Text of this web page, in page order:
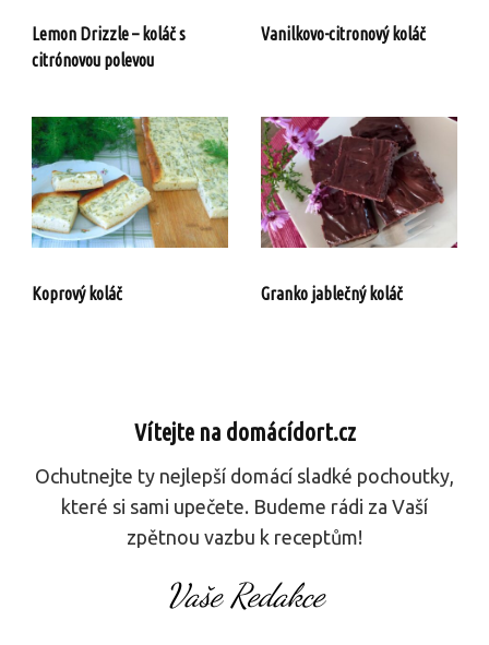
Lemon Drizzle – koláč s
citrónovou polevou
Vanilkovo-citronový koláč
Koprový koláč Granko jablečný koláč
Vítejte na domácídort.cz
Ochutnejte ty nejlepší domácí sladké pochoutky,
které si sami upečete. Budeme rádi za Vaší
zpětnou vazbu k receptům!
Vaše Redakce